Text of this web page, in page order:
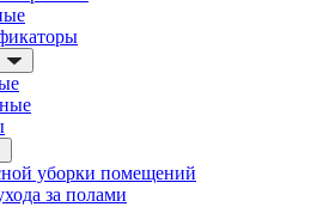
уборки помещений
за полами